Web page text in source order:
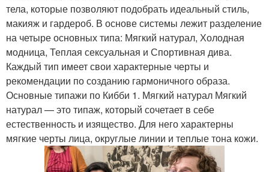
тела, которые позволяют подобрать идеальный стиль,
макияж и гардероб. В основе системы лежит разделение
на четыре основных типа: Мягкий натурал, Холодная
модница, Теплая сексуальная и Спортивная дива.
Каждый тип имеет свои характерные черты и
рекомендации по созданию гармоничного образа.
Основные типажи по Кибби 1. Мягкий натурал Мягкий
натурал — это типаж, который сочетает в себе
естественность и изящество. Для него характерны
мягкие черты лица, округлые линии и теплые тона кожи.